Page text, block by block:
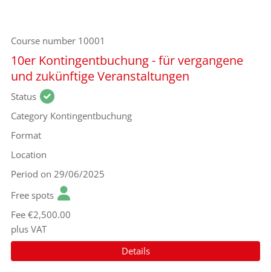
Course number 10001
10er Kontingentbuchung - für vergangene
und zukünftige Veranstaltungen
Status
Category Kontingentbuchung
Format
Location
Period on 29/06/2025
Free spots
Fee €2,500.00
plus VAT
Details